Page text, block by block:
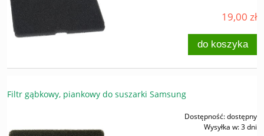
19,00 zł
do koszyka
Filtr gąbkowy, piankowy do suszarki Samsung
Dostępność:dostępny
Wysyłka w:3 dni